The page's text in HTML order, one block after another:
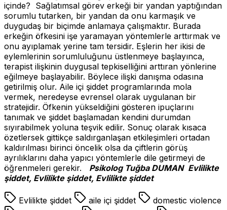
içinde? Sağlatımsal görev erkeği bir yandan yaptığından
sorumlu tutarken, bir yandan da onu karmaşık ve
duygudaş bir biçimde anlamaya çalışmaktır. Burada
erkeğin öfkesini işe yaramayan yöntemlerle arttırmak ve
onu ayıplamak yerine tam tersidir. Eşlerin her ikisi de
eylemlerinin sorumluluğunu üstlenmeye başlayınca,
terapist ilişkinin duygusal tepkiselliğini arttıran yönlerine
eğilmeye başlayabilir. Böylece ilişki danışma odasına
getirilmiş olur. Aile içi şiddet programlarında mola
vermek, neredeyse evrensel olarak uygulanan bir
stratejidir. Öfkenin yükseldiğini gösteren ipuçlarını
tanımak ve şiddet başlamadan kendini durumdan
sıyırabilmek yoluna teşvik edilir. Sonuç olarak kısaca
özetlersek gittikçe saldırganlaşan etkileşimleri ortadan
kaldırılması birinci öncelik olsa da çiftlerin görüş
ayrılıklarını daha yapıcı yöntemlerle dile getirmeyi de
öğrenmeleri gerekir. Psikolog Tuğba DUMAN Evlilikte
şiddet, Evlilikte şiddet, Evlilikte şiddet
Evlilikte şiddet aile içi şiddet
domestic violence